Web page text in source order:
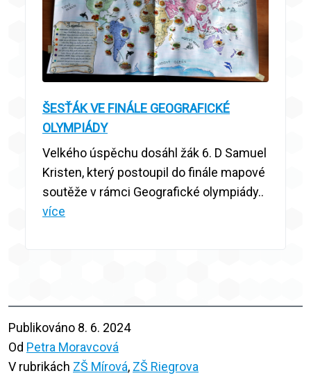
ŠESŤÁK VE FINÁLE GEOGRAFICKÉ
OLYMPIÁDY
Velkého úspěchu dosáhl žák 6. D Samuel
Kristen, který postoupil do finále mapové
soutěže v rámci Geografické olympiády..
více
Publikováno 8. 6. 2024
Od Petra Moravcová
V rubrikách ZŠ Mírová, ZŠ Riegrova